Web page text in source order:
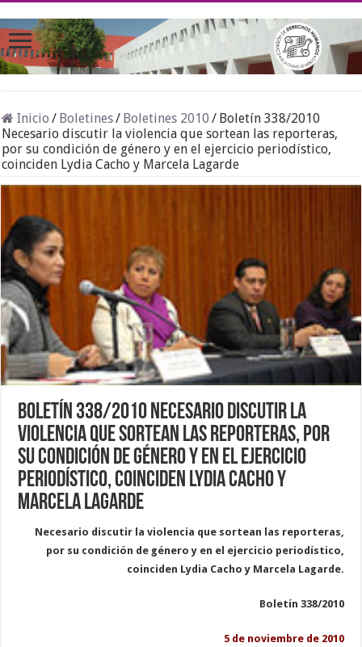
Inicio / Boletines/ Boletines 2010 / Boletín 338/2010
Necesario discutir la violencia que sortean las reporteras,
por su condición de género y en el ejercicio periodístico,
coinciden Lydia Cacho y Marcela Lagarde
Boletín 338/2010 Necesario discutir la
violencia que sortean las reporteras, por
su condición de género y en el ejercicio
periodístico, coinciden Lydia Cacho y
Marcela Lagarde
Necesario discutir la violencia que sortean las reporteras,
por su condición de género y en el ejercicio periodístico,
coinciden Lydia Cacho y Marcela Lagarde.
Boletín 338/2010
5 de noviembre de 2010